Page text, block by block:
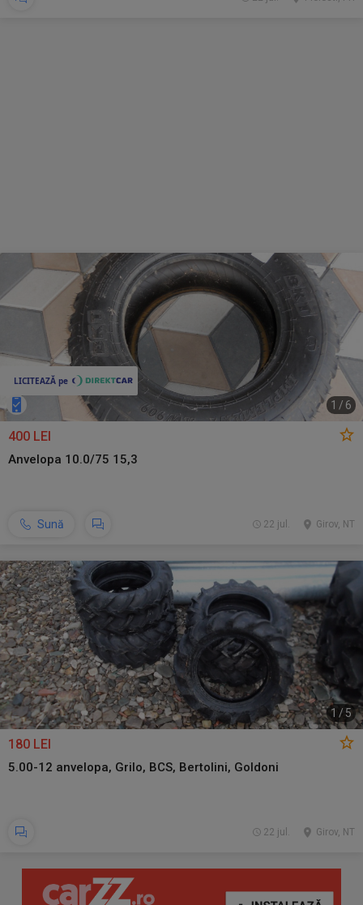
1 / 6
400 LEI
Anvelopa 10.0/75 15,3
Sună Girov, NT
22 jul.
1 / 5
180 LEI
5.00-12 anvelopa, Grilo, BCS, Bertolini, Goldoni
Girov, NT
22 jul.